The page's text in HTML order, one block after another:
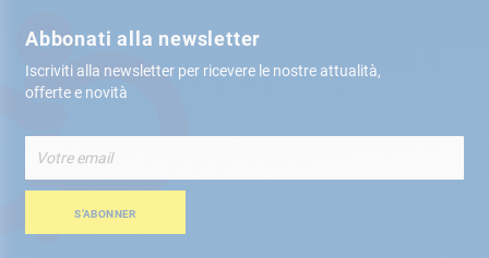
Abbonati alla newsletter
Iscriviti alla newsletter per ricevere le nostre attualità,
offerte e novità
alla
nostra
Newsletter:S’ABONNER